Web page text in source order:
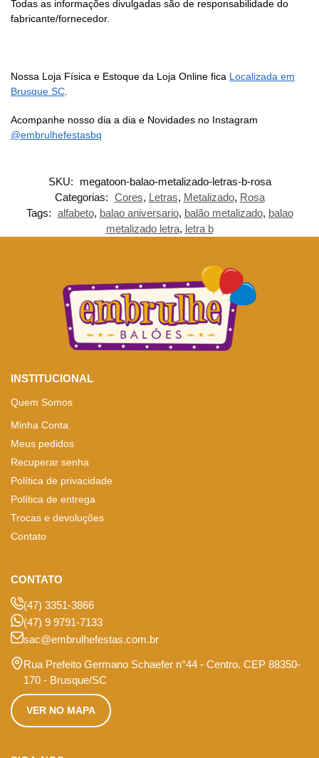
Todas as informações divulgadas são de responsabilidade do
fabricante/fornecedor.
Nossa Loja Física e Estoque da Loja Online fica Localizada em
Brusque SC
Acompanhe nosso dia a dia e Novidades no Instagram
@embrulhefestasbq
SKU:
megatoon-balao-metalizado-letras-b-rosa
Categorias: Cores, Letras, Metalizado, Rosa
Tags: alfabeto, balao aniversario, balão metalizado, balao
metalizado letra, letra b
INSTITUCIONAL
Quem Somos
Minha Conta
Meus pedidos
Recuperar senha
Política de privacidade
Política de entrega
Trocas e devoluções
Contato
CONTATO
(47) 3351-3866
(47) 9 9791-7133
sac@embrulhefestas.com.br
Rua Prefeito Germano Schaefer n°44 - Centro. CEP 88350-
170 - Brusque/SC
VER NO MAPA